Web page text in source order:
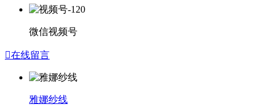
微信视频号
在线留言
雅娜纱线